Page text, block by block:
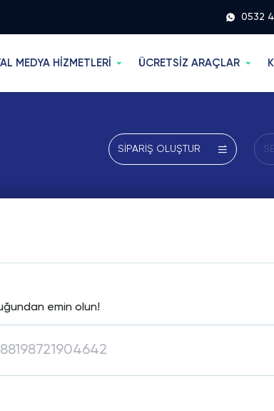
0532
MEDYA HİZMETLERİ ÜCRETSİZ ARAÇLAR
SİPARİŞ OLUŞTUR
emin olun!